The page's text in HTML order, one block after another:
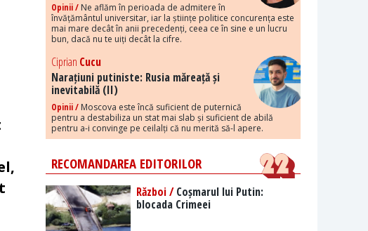
Opinii / Ne aflăm în perioada de admitere în
învățământul universitar, iar la științe politice concurența este
mai mare decât în anii precedenți, ceea ce în sine e un lucru
bun, dacă nu te uiți decât la cifre.
Ciprian Cucu
Narațiuni putiniste: Rusia măreață și
inevitabilă (II)
Opinii / Moscova este încă suficient de puternică
pentru a destabiliza un stat mai slab și suficient de abilă
pentru a-i convinge pe ceilalți că nu merită să-l apere.
RECOMANDAREA EDITORILOR
Război /Coșmarul lui Putin:
blocada Crimeei